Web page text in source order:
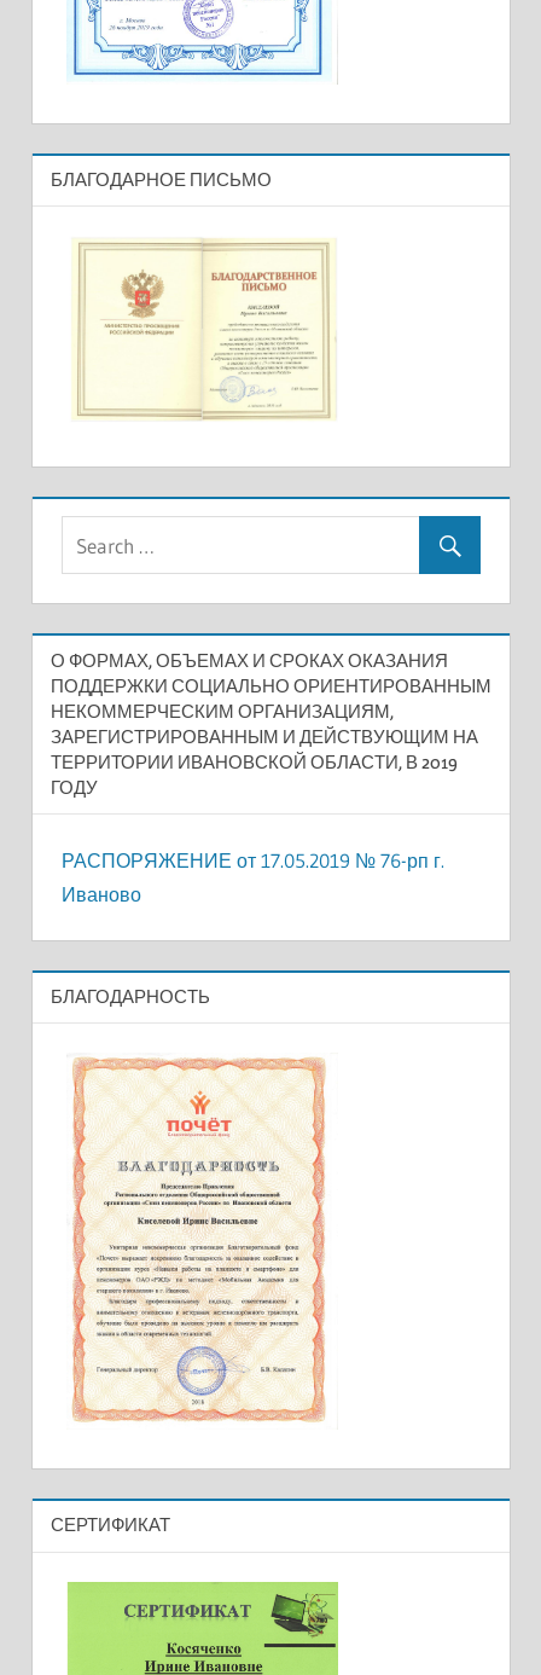
БЛАГОДАРНОЕ ПИСЬМО
О ФОРМАХ, ОБЪЕМАХ И СРОКАХ ОКАЗАНИЯ
ПОДДЕРЖКИ СОЦИАЛЬНО ОРИЕНТИРОВАННЫМ
НЕКОММЕРЧЕСКИМ ОРГАНИЗАЦИЯМ,
ЗАРЕГИСТРИРОВАННЫМ И ДЕЙСТВУЮЩИМ НА
ТЕРРИТОРИИ ИВАНОВСКОЙ ОБЛАСТИ, В 2019
ГОДУ
РАСПОРЯЖЕНИЕ от 17.05.2019 № 76-рп г.
Иваново
БЛАГОДАРНОСТЬ
СЕРТИФИКАТ